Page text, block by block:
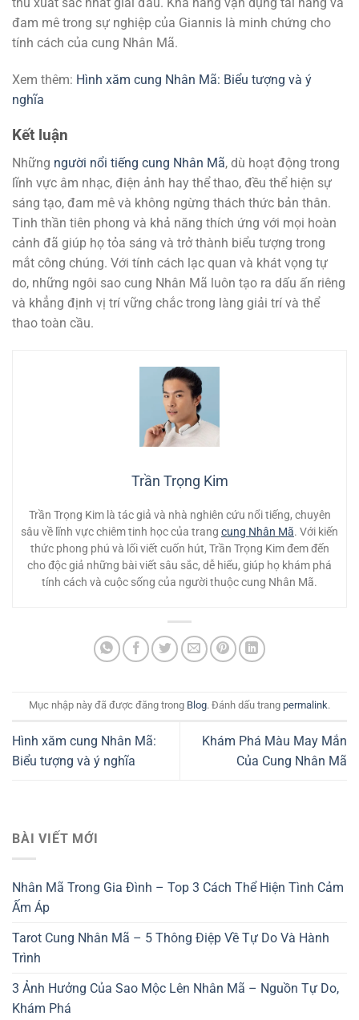
đam mê trong sự nghiệp của Giannis là minh chứng cho
tính cách của cung Nhân Mã.
Xem thêm: Hình xăm cung Nhân Mã: Biểu tượng và ý
nghĩa
Kết luận
Những người nổi tiếng cung Nhân Mã, dù hoạt động trong
lĩnh vực âm nhạc, điện ảnh hay thể thao, đều thể hiện sự
sáng tạo, đam mê và không ngừng thách thức bản thân.
Tinh thần tiên phong và khả năng thích ứng với mọi hoàn
cảnh đã giúp họ tỏa sáng và trở thành biểu tượng trong
mắt công chúng. Với tính cách lạc quan và khát vọng tự
do, những ngôi sao cung Nhân Mã luôn tạo ra dấu ấn riêng
và khẳng định vị trí vững chắc trong làng giải trí và thể
thao toàn cầu.
Trần Trọng Kim
Trần Trọng Kim là tác giả và nhà nghiên cứu nổi tiếng, chuyên
sâu về lĩnh vực chiêm tinh học của trang cung Nhân Mã. Với kiến
thức phong phú và lối viết cuốn hút, Trần Trọng Kim đem đến
cho độc giả những bài viết sâu sắc, dễ hiểu, giúp họ khám phá
tính cách và cuộc sống của người thuộc cung Nhân Mã.
Mục nhập này đã được đăng trong Blog. Đánh dấu trang permalink.
Hình xăm cung Nhân Mã:
Biểu tượng và ý nghĩa
Khám Phá Màu May Mắn
Của Cung Nhân Mã
BÀI VIẾT MỚI
Nhân Mã Trong Gia Đình – Top 3 Cách Thể Hiện Tình Cảm
Ấm Áp
Tarot Cung Nhân Mã – 5 Thông Điệp Về Tự Do Và Hành
Trình
3 Ảnh Hưởng Của Sao Mộc Lên Nhân Mã – Nguồn Tự Do,
Khám Phá